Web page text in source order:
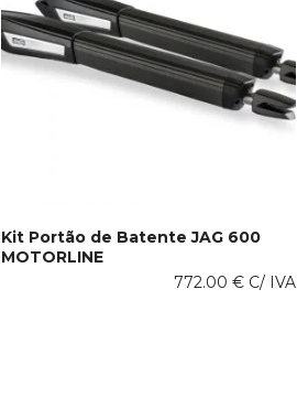
Kit Portão de Batente JAG 600
MOTORLINE
772.00 €C/ IVA